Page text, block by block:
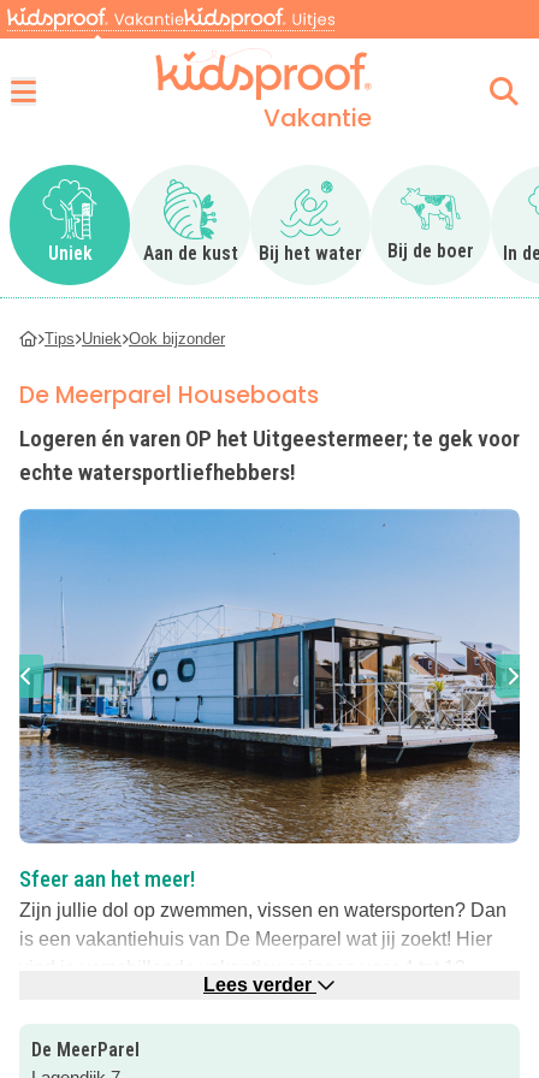
Vakantie
Uniek
Ga naar Uniek
Aan de kust
Ga naar Aan de kust
Bij het water
Ga naar Bij het water
Bij de boer
Ga naar Bij
In
Tips Uniek Ook bijzonder
De Meerparel Houseboats
Logeren én varen OP het Uitgeestermeer; te gek voor
echte watersportliefhebbers!
Sfeer aan het meer!
Zijn jullie dol op zwemmen, vissen en watersporten? Dan
is een vakantiehuis van De Meerparel wat jij zoekt! Hier
personen, die allemaal direct aan het Uitgeestermeer
liggen.
Lees verder
De MeerParel